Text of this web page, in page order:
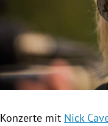
Untermenü
Untermenü
Konzerte mit Nick